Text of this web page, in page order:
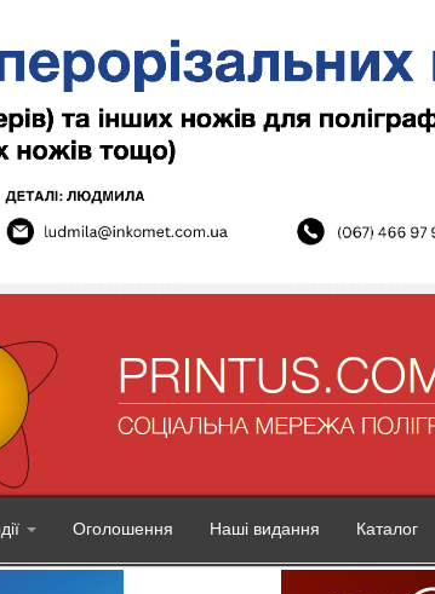
Оголошення Наші видання Каталог